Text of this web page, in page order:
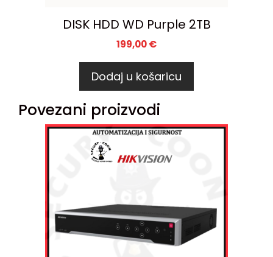
DISK HDD WD Purple 2TB
199,00€
Dodaj u košaricu
Povezani proizvodi